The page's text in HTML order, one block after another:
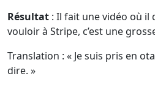
Résultat : Il fait une vidéo où il
vouloir à Stripe, c’est une
Translation : « Je suis pris en
dire. »